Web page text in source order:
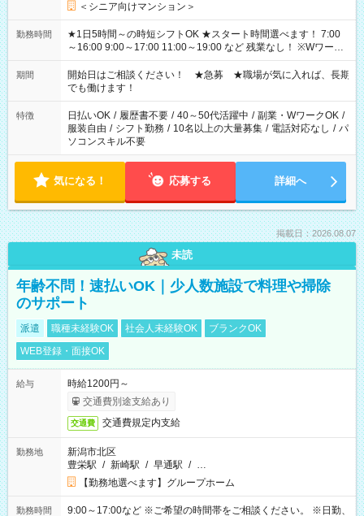
＜シニア向けマンション＞
勤務時間
★1日5時間～の時短シフトOK ★スタート時間選べます！ 7:00
～16:00 9:00～17:00 11:00～19:00 など 残業なし！ ※Wワーク
の場合、他のお仕事と合わせ週40時間超の就業はご案内できま
せん ※法令に基づき、週20時間以上勤務は社会保険への加入対
象となります ※労働者派遣法（日雇い派遣の原則禁止）によ
り、短時間・短期間の就業はご案内が難しい場合があります
期間
開始日はご相談ください！ ★急募 ★職場が気に入れば、長期
でも働けます！
特徴 日払いOK / 履歴書不要 / 40～50代活躍中 / 副業・WワークOK /
服装自由 / シフト勤務 / 10名以上の大量募集 / 電話対応なし / パ
ソコンスキル不要
気になる！ 応募する 詳細へ
掲載日：2026.08.07
未読
年齢不問！速払いOK｜少人数施設で料理や掃除
のサポート
派遣 職種未経験OK 社会人未経験OK
ブランクOK
WEB登録・面接OK
給与
時給1200円～
交通費別途支給あり
交通費 交通費規定内支給
勤務地
新潟市北区
豊栄駅 / 新崎駅 / 早通駅 / …
【勤務地選べます】グループホーム
勤務時間
9:00～17:00など ※ご希望の時間帯をご相談ください。 ※日勤、